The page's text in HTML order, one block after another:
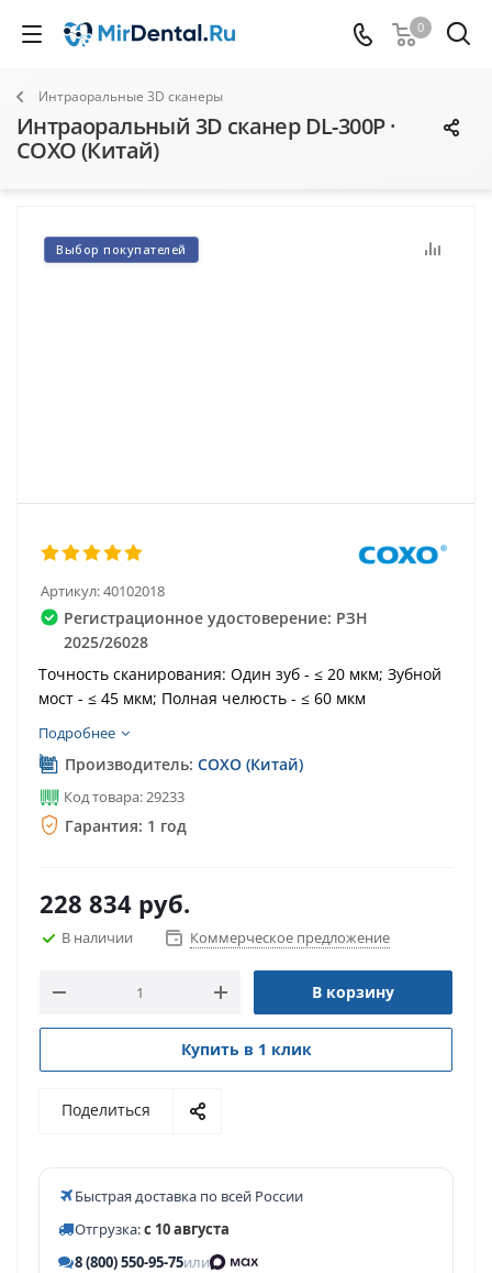
0
Интраоральные 3D сканеры
Интраоральный 3D сканер DL-300P ·
COXO (Китай)
Выбор покупателей
Артикул:40102018
Регистрационное удостоверение: РЗН
2025/26028
Точность сканирования: Один зуб - ≤ 20 мкм; Зубной
мост - ≤ 45 мкм; Полная челюсть - ≤ 60 мкм
Подробнее
Производитель: COXO (Китай)
Код товара: 29233
Гарантия: 1 год
228 834 руб.
В наличии Коммерческое предложение
В корзину
Купить в 1 клик
Поделиться
Быстрая доставка по всей России
Отгрузка:с 10 августа
8 (800) 550-95-75или